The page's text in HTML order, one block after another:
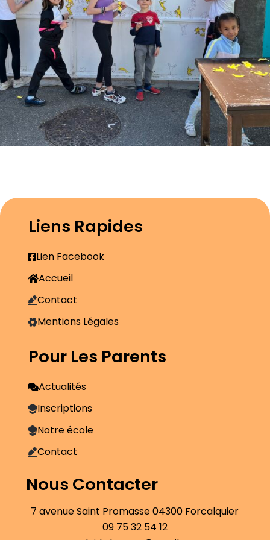
Liens Rapides
Lien Facebook
Accueil
Contact
Mentions Légales
Pour Les Parents
Actualités
Inscriptions
Notre école
Contact
Nous Contacter
7 avenue Saint Promasse 04300 Forcalquier
09 75 32 54 12